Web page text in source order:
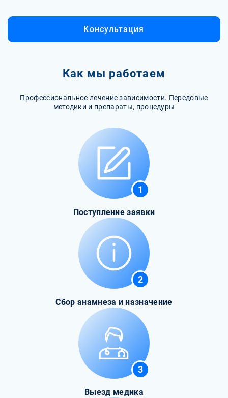
Консультация
Как мы работаем
Профессиональное лечение зависимости. Передовые
методики и препараты, процедуры
1
Поступление заявки
2
Сбор анамнеза и назначение
3
Выезд медика